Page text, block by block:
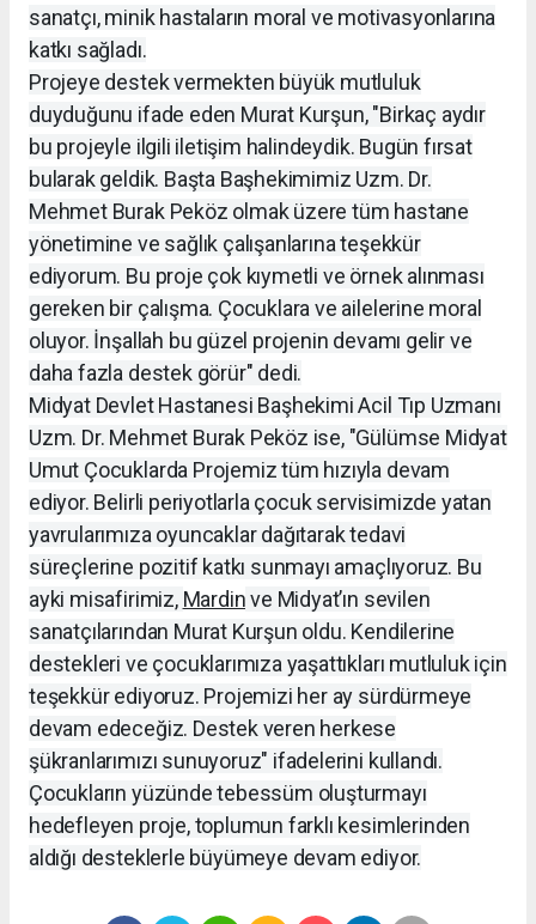
sanatçı, minik hastaların moral ve motivasyonlarına
katkı sağladı.
Projeye destek vermekten büyük mutluluk
duyduğunu ifade eden Murat Kurşun, "Birkaç aydır
bu projeyle ilgili iletişim halindeydik. Bugün fırsat
bularak geldik. Başta Başhekimimiz Uzm. Dr.
Mehmet Burak Peköz olmak üzere tüm hastane
yönetimine ve sağlık çalışanlarına teşekkür
ediyorum. Bu proje çok kıymetli ve örnek alınması
gereken bir çalışma. Çocuklara ve ailelerine moral
oluyor. İnşallah bu güzel projenin devamı gelir ve
daha fazla destek görür" dedi.
Midyat Devlet Hastanesi Başhekimi Acil Tıp Uzmanı
Uzm. Dr. Mehmet Burak Peköz ise, "Gülümse Midyat
Umut Çocuklarda Projemiz tüm hızıyla devam
ediyor. Belirli periyotlarla çocuk servisimizde yatan
yavrularımıza oyuncaklar dağıtarak tedavi
süreçlerine pozitif katkı sunmayı amaçlıyoruz. Bu
ayki misafirimiz, Mardinve Midyat’ın sevilen
sanatçılarından Murat Kurşun oldu. Kendilerine
destekleri ve çocuklarımıza yaşattıkları mutluluk için
teşekkür ediyoruz. Projemizi her ay sürdürmeye
devam edeceğiz. Destek veren herkese
şükranlarımızı sunuyoruz" ifadelerini kullandı.
Çocukların yüzünde tebessüm oluşturmayı
hedefleyen proje, toplumun farklı kesimlerinden
aldığı desteklerle büyümeye devam ediyor.